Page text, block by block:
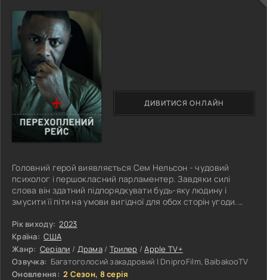
Головний герой виявляється Сем Нельсон - чудовий
психолог і першокласний парламентер. Завдяки силі
слова він здатний підпорядкувати будь-яку людину і
змусити її піти на умови вигідної для обох сторін угоди.
операціях, від результату яких залежали долі тисяч
невинних людей. Чергове доручення стало одним із
найскладніших у кар'єрі чоловіка. Йому доводиться
негайно вирушити до Лондона, щоб приєднатися до групи
фахівців і врятувати людей, які
Рік виходу: 2023
Країна: США
Жанр: Серіали / Драма/ Трилер /Apple TV+
Озвучка: Багатоголосий закадровий | DniproFilm, BaibakooTV
Оновлення: 2 Сезон, 8 серія
ДИВИТИСЯ ОНЛАЙН